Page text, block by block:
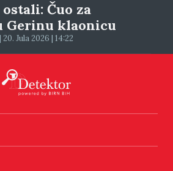
Čuo za
Gerinu klaonicu
Jula 2026 | 14:22